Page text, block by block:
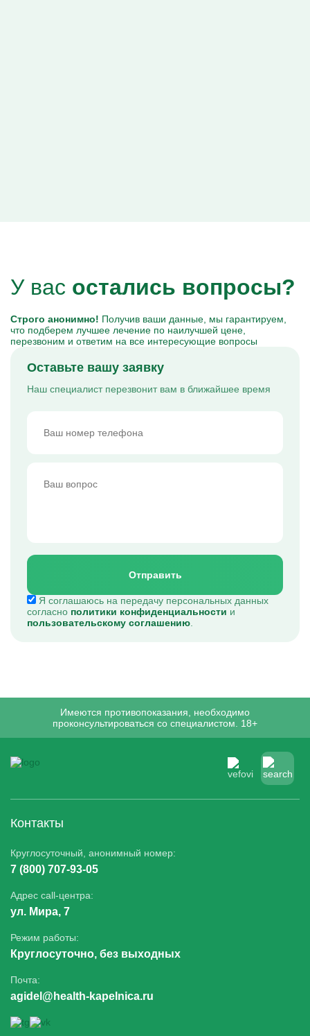
У вас остались вопросы?
Строго анонимно! Получив ваши данные, мы гарантируем,
что подберем лучшее лечение по наилучшей цене,
перезвоним и ответим на все интересующие вопросы
Оставьте вашу заявку
Наш специалист перезвонит вам в ближайшее время
Отправить
Я соглашаюсь на передачу персональных данных
согласно политики конфиденциальности и
пользовательскому соглашению
Имеются противопоказания, необходимо
проконсультироваться со специалистом. 18+
Контакты
Круглосуточный, анонимный номер:
7 (800) 707-93-05
Адрес call-центра:
ул. Мира, 7
Режим работы:
Круглосуточно, без выходных
Почта:
agidel@health-kapelnica.ru